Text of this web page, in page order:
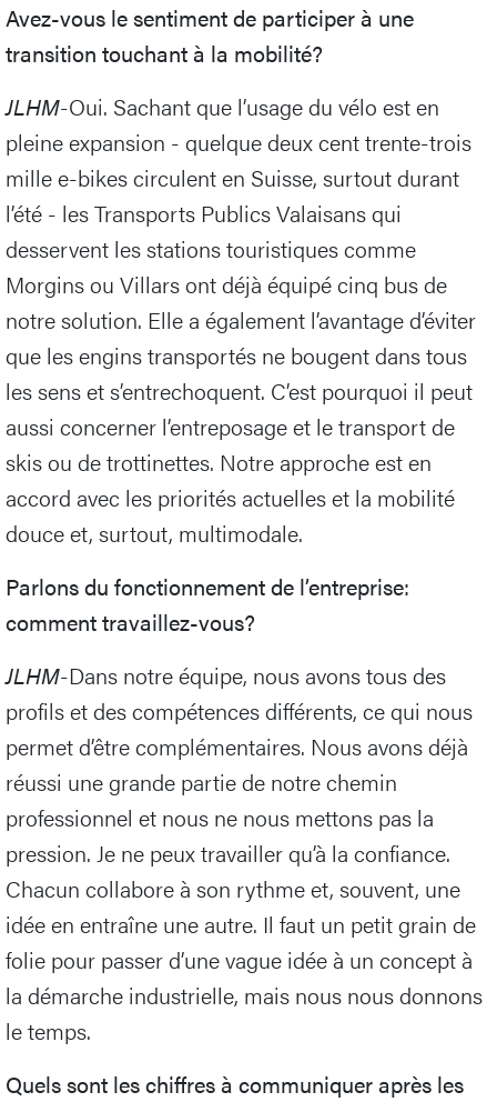
Avez-vous le sentiment de participer à une
transition touchant à la mobilité?
JLHM-Oui. Sachant que l’usage du vélo est en
pleine expansion - quelque deux cent trente-trois
mille e-bikes circulent en Suisse, surtout durant
l’été - les Transports Publics Valaisans qui
desservent les stations touristiques comme
Morgins ou Villars ont déjà équipé cinq bus de
notre solution. Elle a également l’avantage d’éviter
que les engins transportés ne bougent dans tous
les sens et s’entrechoquent. C’est pourquoi il peut
aussi concerner l’entreposage et le transport de
skis ou de trottinettes. Notre approche est en
accord avec les priorités actuelles et la mobilité
douce et, surtout, multimodale.
Parlons du fonctionnement de l’entreprise:
comment travaillez-vous?
JLHM-Dans notre équipe, nous avons tous des
profils et des compétences différents, ce qui nous
permet d’être complémentaires. Nous avons déjà
réussi une grande partie de notre chemin
professionnel et nous ne nous mettons pas la
pression. Je ne peux travailler qu’à la confiance.
Chacun collabore à son rythme et, souvent, une
idée en entraîne une autre. Il faut un petit grain de
folie pour passer d’une vague idée à un concept à
la démarche industrielle, mais nous nous donnons
le temps.
Quels sont les chiffres à communiquer après les